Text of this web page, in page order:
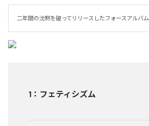
二年間の沈黙を破ってリリースしたフォースアルバム
1 ： フェティシズム